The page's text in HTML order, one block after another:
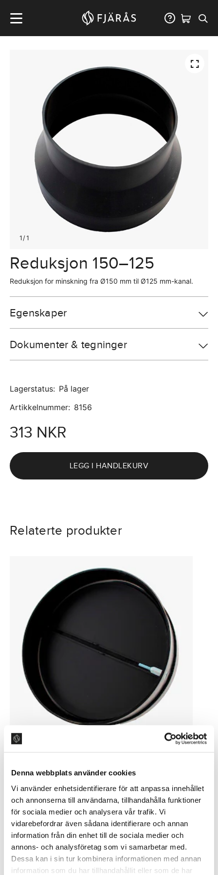
Denna webbplats använder cookies
Vi använder enhetsidentifierare för att anpassa innehållet
och annonserna till användarna, tillhandahålla funktioner
för sociala medier och analysera vår trafik. Vi
vidarebefordrar även sådana identifierare och annan
information från din enhet till de sociala medier och
annons- och analysföretag som vi samarbetar med.
Dessa kan i sin tur kombinera informationen med annan
information som du har tillhandahållit eller som de har
1/1
Reduksjon 150–125
Reduksjon for minskning fra Ø150 mm til Ø125 mm-kanal.
Egenskaper
Dokumenter & tegninger
Lagerstatus: På lager
Artikkelnummer: 8156
313 NKR
LEGG I HANDLEKURV
Relaterte produkter
Kaldrasbeskyttelse
Kjøp nå